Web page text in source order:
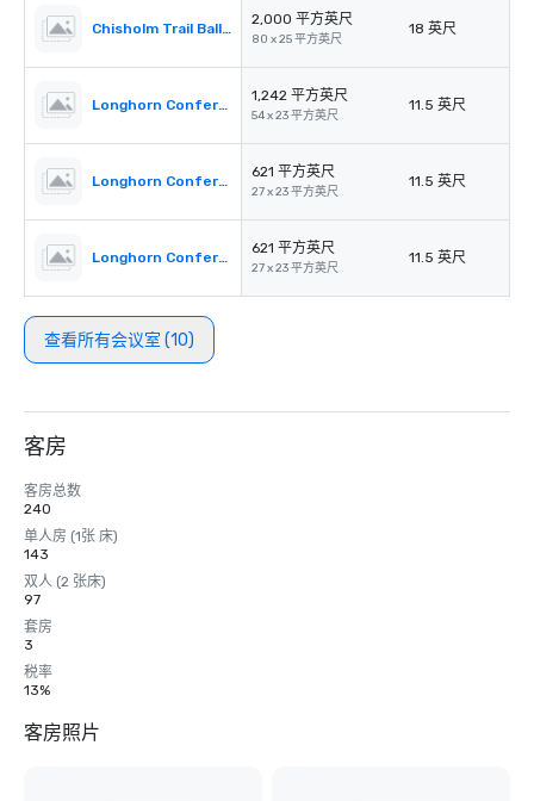
Chisholm Trail Ballroom Foyer
2,000 平方英尺
80 x 25 平方英尺
18 英尺
Longhorn Conference Room
1,242 平方英尺
54 x 23 平方英尺
11.5 英尺
Longhorn Conference Room I
621 平方英尺
27 x 23 平方英尺
11.5 英尺
Longhorn Conference Room II
621 平方英尺
27 x 23 平方英尺
11.5 英尺
查看所有会议室 (10)
客房
客房总数
240
单人房 (1张 床)
143
双人 (2 张床)
97
套房
3
税率
13%
客房照片